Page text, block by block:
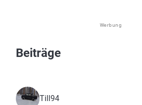
Werbung
Beiträge
Till94